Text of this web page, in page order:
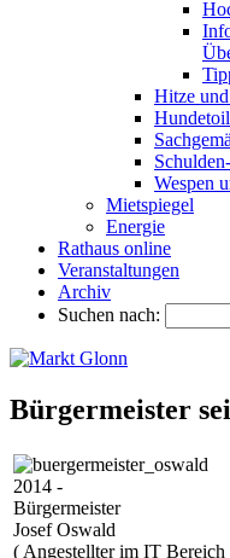
Hitze
Wespen
Mietspiegel
Energie
Rathaus online
Veranstaltungen
Archiv
Suchen nach:
Bürgermeister
2014 -
Bürgermeister
Josef Oswald
( Angestellter im IT Bereich